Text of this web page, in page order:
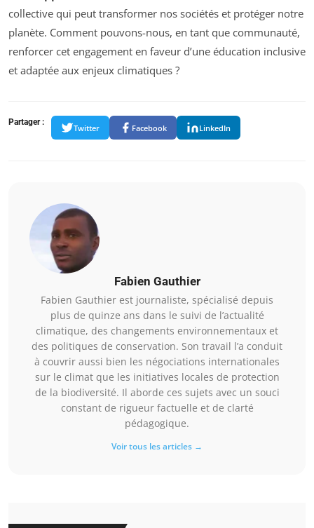
collective qui peut transformer nos sociétés et protéger notre
planète. Comment pouvons-nous, en tant que communauté,
renforcer cet engagement en faveur d’une éducation inclusive
et adaptée aux enjeux climatiques ?
Partager :
Twitter Facebook LinkedIn
Fabien Gauthier
Fabien Gauthier est journaliste, spécialisé depuis
plus de quinze ans dans le suivi de l’actualité
climatique, des changements environnementaux et
des politiques de conservation. Son travail l’a conduit
à couvrir aussi bien les négociations internationales
sur le climat que les initiatives locales de protection
de la biodiversité. Il aborde ces sujets avec un souci
constant de rigueur factuelle et de clarté
pédagogique.
Voir tous les articles →